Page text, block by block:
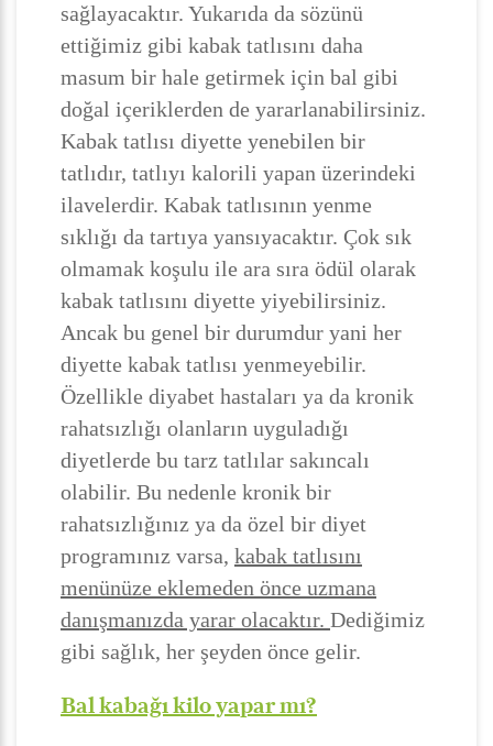
sağlayacaktır. Yukarıda da sözünü
ettiğimiz gibi kabak tatlısını daha
masum bir hale getirmek için bal gibi
doğal içeriklerden de yararlanabilirsiniz.
Kabak tatlısı diyette yenebilen bir
tatlıdır, tatlıyı kalorili yapan üzerindeki
ilavelerdir. Kabak tatlısının yenme
sıklığı da tartıya yansıyacaktır. Çok sık
olmamak koşulu ile ara sıra ödül olarak
kabak tatlısını diyette yiyebilirsiniz.
Ancak bu genel bir durumdur yani her
diyette kabak tatlısı yenmeyebilir.
Özellikle diyabet hastaları ya da kronik
rahatsızlığı olanların uyguladığı
diyetlerde bu tarz tatlılar sakıncalı
olabilir. Bu nedenle kronik bir
rahatsızlığınız ya da özel bir diyet
programınız varsa, kabak tatlısını
menünüze eklemeden önce uzmana
danışmanızda yarar olacaktır. Dediğimiz
gibi sağlık, her şeyden önce gelir.
Bal kabağı kilo yapar mı?